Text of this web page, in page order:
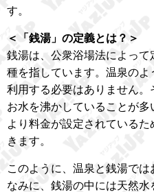
す。
＜「銭湯」の定義とは？＞
銭湯は、公衆浴場法によっ
種を指しています。温泉の
利用する必要はありません
お水を沸かしていることが
より料金が設定されている
きます。
このように、温泉と銭湯で
なみに、銭湯の中には天然